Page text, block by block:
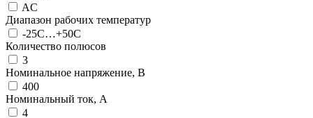
AC
Диапазон рабочих температур
-25С…+50С
Количество полюсов
3
Номинальное напряжение, В
400
Номинальный ток, А
4